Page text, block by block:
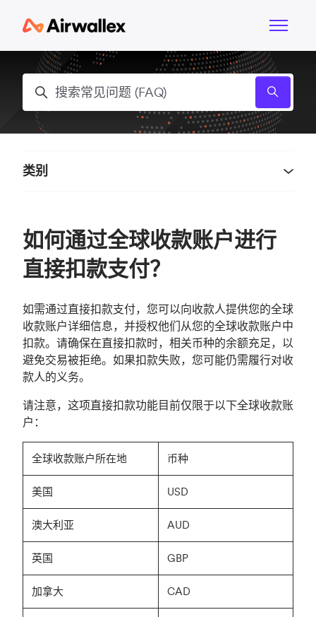
切换导
搜索
如何通过全球收款账户进行
直接扣款支付？
如需通过直接扣款支付，您可以向收款人提供您的全球
收款账户详细信息，并授权他们从您的全球收款账户中
扣款。请确保在直接扣款时，相关币种的余额充足，以
避免交易被拒绝。如果扣款失败，您可能仍需履行对收
款人的义务。
请注意，这项直接扣款功能目前仅限于以下全球收款账
户：
全球收款账户所在地 币种
美国 USD
澳大利亚 AUD
英国 GBP
加拿大 CAD
类别